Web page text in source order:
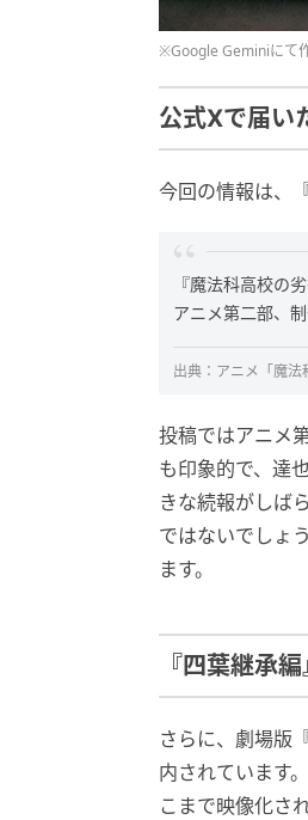
※Google Geminiにて
公式Xで届い
今回の情報は、
『魔法科高校の劣
アニメ第二部、
出典： アニメ「魔法
投稿ではアニメ
も印象的で、達
きな続報がしば
ではないでしょ
ます。
『四葉継承
さらに、劇場版
内されています
こまで映像化さ